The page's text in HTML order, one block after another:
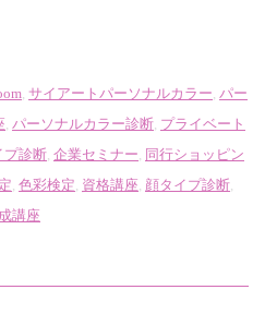
, サイアートパーソナルカラー, パー
, パーソナルカラー診断, プライベート
プ診断, 企業セミナー, 同行ショッピン
, 色彩検定, 資格講座, 顔タイプ診断,
講座